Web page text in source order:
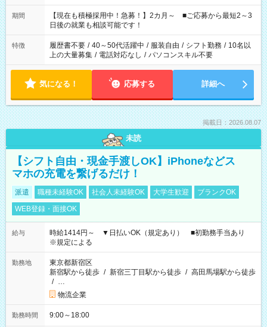
い」 「余裕を持って夕飯の準備がしたい」 「できれば残業はし
たくない」 など、ご希望を教えてくださいね。 ※Wワーク希望
の方へ 今ご覧のお仕事で希望する勤務時間と、もう1つのお仕事
の勤務時間。 合計で週40時間を超える場合は応募できません。
期間
【現在も積極採用中！急募！】2カ月～ ■ご応募から最短2～3
日後の就業も相談可能です！
特徴 履歴書不要 / 40～50代活躍中 / 服装自由 / シフト勤務 / 10名以
上の大量募集 / 電話対応なし / パソコンスキル不要
気になる！ 応募する 詳細へ
掲載日：2026.08.07
未読
【シフト自由・現金手渡しOK】iPhoneなどス
マホの充電を繋げるだけ！
派遣 職種未経験OK 社会人未経験OK 大学生歓迎
ブランクOK
WEB登録・面接OK
給与
時給1414円～ ▼日払いOK（規定あり） ■初勤務手当あり
※規定による
勤務地
東京都新宿区
新宿駅から徒歩 / 新宿三丁目駅から徒歩 / 高田馬場駅から徒歩
/ …
物流企業
勤務時間 9:00～18:00